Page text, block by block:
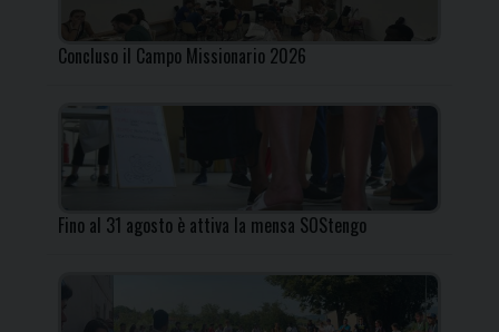
Concluso il Campo Missionario 2026
Fino al 31 agosto è attiva la mensa SOStengo